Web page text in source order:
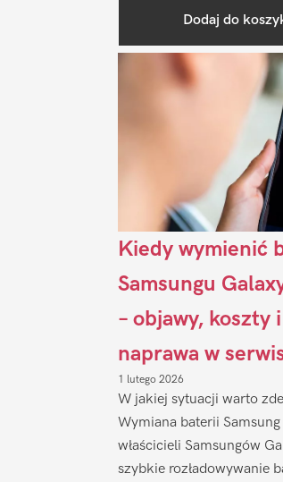
Dodaj do
Kiedy wymienić
Samsungu
– objawy, koszty
naprawa w
1 lutego 2026
W jakiej sytuacji warto
Wymiana baterii
właścicieli Samsungów
szybkie rozładowywanie